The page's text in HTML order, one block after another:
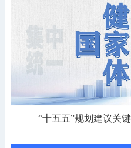
“十五五”规划建议关